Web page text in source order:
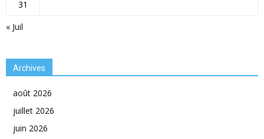
« Juil
31
Archives
août 2026
juillet 2026
juin 2026